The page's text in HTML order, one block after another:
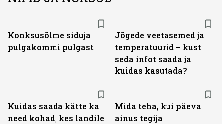
Konksusõlme siduja
pulgakommi pulgast
Jõgede veetasemed ja
temperatuurid – kust
seda infot saada ja
kuidas kasutada?
Kuidas saada kätte ka
need kohad, kes landile
Mida teha, kui päeva
ainus tegija